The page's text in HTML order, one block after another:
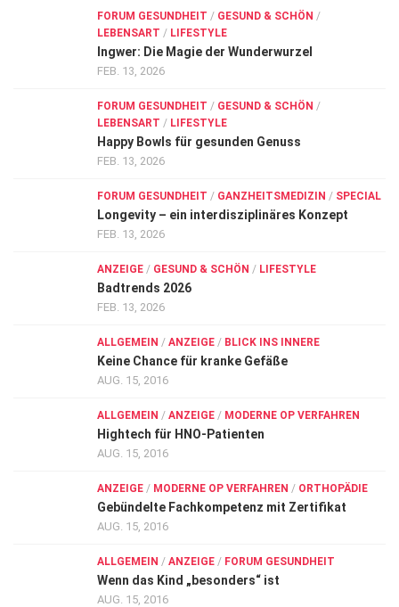
FORUM GESUNDHEIT / GESUND & SCHÖN /
LEBENSART / LIFESTYLE
Ingwer: Die Magie der Wunderwurzel
FEB. 13, 2026
FORUM GESUNDHEIT / GESUND & SCHÖN /
LEBENSART / LIFESTYLE
Happy Bowls für gesunden Genuss
FEB. 13, 2026
FORUM GESUNDHEIT / GANZHEITSMEDIZIN / SPECIAL
Longevity – ein interdisziplinäres Konzept
FEB. 13, 2026
ANZEIGE / GESUND & SCHÖN / LIFESTYLE
Badtrends 2026
FEB. 13, 2026
ALLGEMEIN / ANZEIGE / BLICK INS INNERE
Keine Chance für kranke Gefäße
AUG. 15, 2016
ALLGEMEIN / ANZEIGE / MODERNE OP VERFAHREN
Hightech für HNO-Patienten
AUG. 15, 2016
ANZEIGE / MODERNE OP VERFAHREN / ORTHOPÄDIE
Gebündelte Fachkompetenz mit Zertifikat
AUG. 15, 2016
ALLGEMEIN / ANZEIGE / FORUM GESUNDHEIT
Wenn das Kind „besonders“ ist
AUG. 15, 2016